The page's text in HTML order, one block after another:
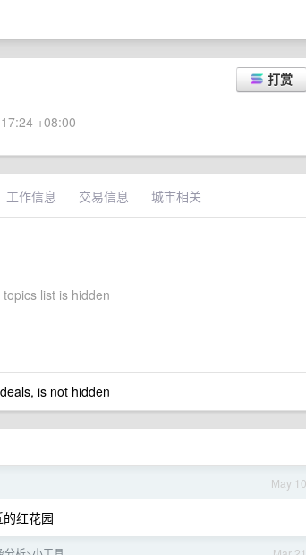
打赏
+08:00
工作信息 交易信息 城市相关
list is hidden
is not hidden
May 10
红花园